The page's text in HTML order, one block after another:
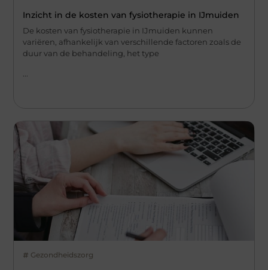
Inzicht in de kosten van fysiotherapie in IJmuiden
De kosten van fysiotherapie in IJmuiden kunnen
variëren, afhankelijk van verschillende factoren zoals de
duur van de behandeling, het type
Gezondheidszorg